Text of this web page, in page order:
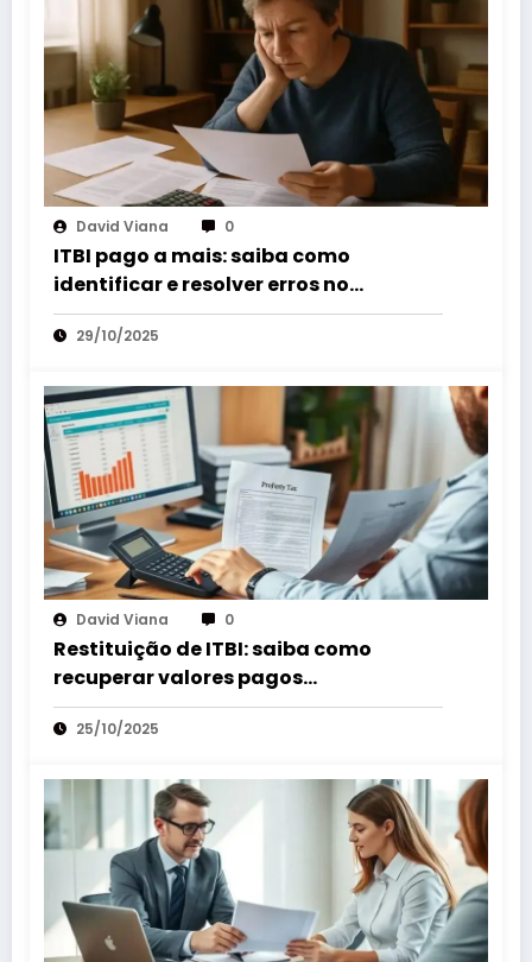
David Viana 0
ITBI pago a mais: saiba como
identificar e resolver erros no
pagamento do imposto
29/10/2025
David Viana 0
Restituição de ITBI: saiba como
recuperar valores pagos
indevidamente rápido
25/10/2025